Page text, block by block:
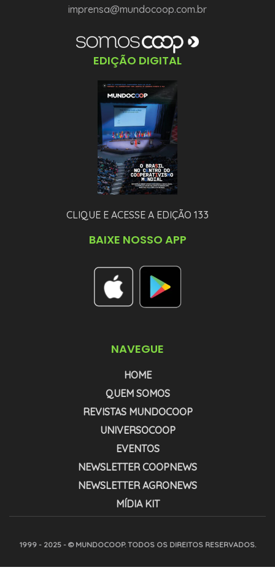
imprensa@mundocoop.com.br
EDIÇÃO DIGITAL
CLIQUE E ACESSE A EDIÇÃO 133
BAIXE NOSSO APP
NAVEGUE
HOME
QUEM SOMOS
REVISTAS MUNDOCOOP
UNIVERSOCOOP
EVENTOS
NEWSLETTER COOPNEWS
NEWSLETTER AGRONEWS
MÍDIA KIT
1999 - 2025 - © MUNDOCOOP. TODOS OS DIREITOS RESERVADOS.